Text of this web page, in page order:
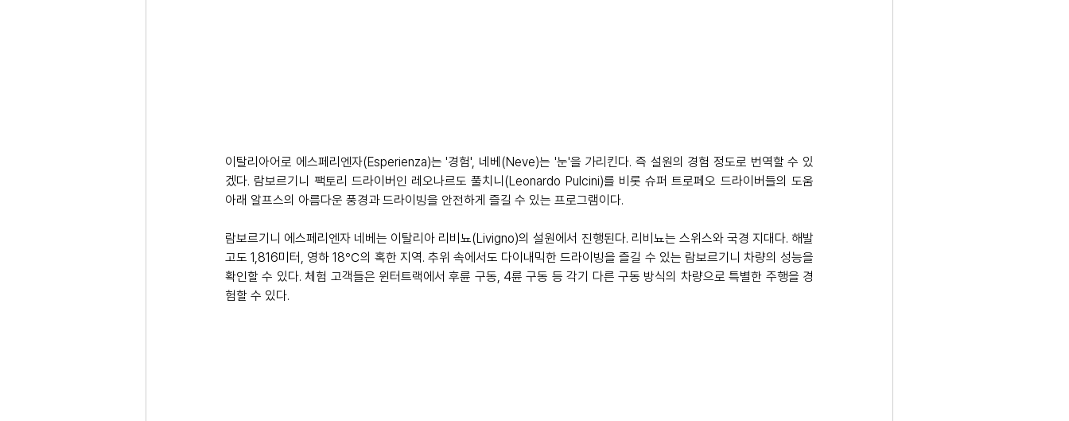
이탈리아어로 에스페리엔자(Esperienza)는 '경험', 네베(Neve)는 '눈'을 가리킨다. 즉 설원의 경험 정도로 번역할 수 있
겠다. 람보르기니 팩토리 드라이버인 레오나르도 풀치니(Leonardo Pulcini)를 비롯 슈퍼 트로페오 드라이버들의 도움
아래 알프스의 아름다운 풍경과 드라이빙을 안전하게 즐길 수 있는 프로그램이다.
람보르기니 에스페리엔자 네베는 이탈리아 리비뇨(Livigno)의 설원에서 진행된다. 리비뇨는 스위스와 국경 지대다. 해발
고도 1,816미터, 영하 18℃의 혹한 지역. 추위 속에서도 다이내믹한 드라이빙을 즐길 수 있는 람보르기니 차량의 성능을
확인할 수 있다. 체험 고객들은 윈터트랙에서 후륜 구동, 4륜 구동 등 각기 다른 구동 방식의 차량으로 특별한 주행을 경
험할 수 있다.